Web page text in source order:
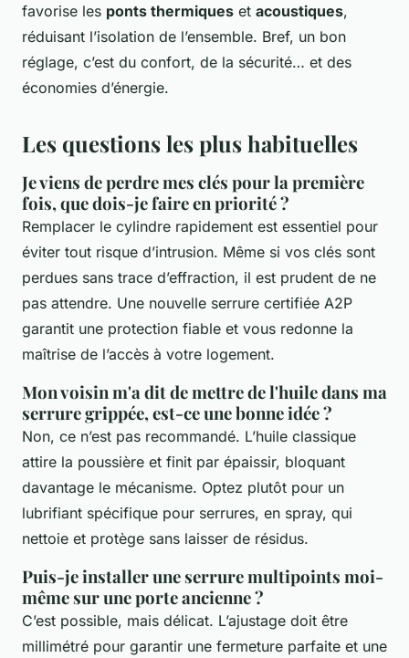
favorise les ponts thermiques et acoustiques,
réduisant l’isolation de l’ensemble. Bref, un bon
réglage, c’est du confort, de la sécurité… et des
économies d’énergie.
Les questions les plus habituelles
Je viens de perdre mes clés pour la première
fois, que dois-je faire en priorité ?
Remplacer le cylindre rapidement est essentiel pour
éviter tout risque d’intrusion. Même si vos clés sont
perdues sans trace d’effraction, il est prudent de ne
pas attendre. Une nouvelle serrure certifiée A2P
garantit une protection fiable et vous redonne la
maîtrise de l’accès à votre logement.
Mon voisin m'a dit de mettre de l'huile dans ma
serrure grippée, est-ce une bonne idée ?
Non, ce n’est pas recommandé. L’huile classique
attire la poussière et finit par épaissir, bloquant
davantage le mécanisme. Optez plutôt pour un
lubrifiant spécifique pour serrures, en spray, qui
nettoie et protège sans laisser de résidus.
Puis-je installer une serrure multipoints moi-
même sur une porte ancienne ?
C’est possible, mais délicat. L’ajustage doit être
millimétré pour garantir une fermeture parfaite et une